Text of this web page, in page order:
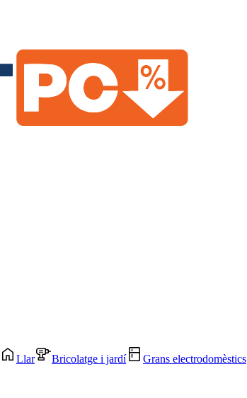
Llar Bricolatge i jardí Grans electrodomèstics